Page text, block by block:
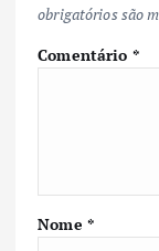
obrigatórios são
Comentário *
Nome *